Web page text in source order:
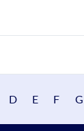
D E F G